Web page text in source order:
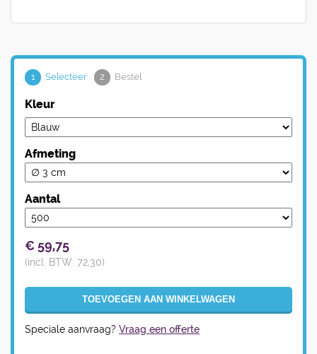
1 Selecteer 2 Bestel
Kleur
Afmeting
Aantal
€ 59,75
(incl. BTW: 72,30)
Speciale aanvraag? Vraag een offerte